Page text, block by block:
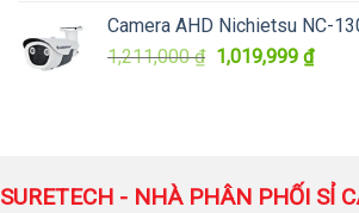
Camera AHD Nichietsu NC-
1,211,000₫ Giá
1,019,999 ₫Giá
SURETECH - NHÀ PHÂN PHỐI SỈ